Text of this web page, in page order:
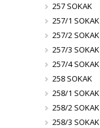
257 SOKAK
257/1 SOKAK
257/2 SOKAK
257/3 SOKAK
257/4 SOKAK
258 SOKAK
258/1 SOKAK
258/2 SOKAK
258/3 SOKAK